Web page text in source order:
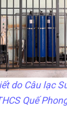
do Câu lạc
Quế